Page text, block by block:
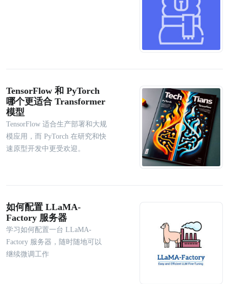
TensorFlow 和 PyTorch
哪个更适合 Transformer
模型
TensorFlow 适合生产部署和大规
模应用，而 PyTorch 在研究和快
速原型开发中更受欢迎。
如何配置 LLaMA-
Factory 服务器
学习如何配置一台 LLaMA-
Factory 服务器，随时随地可以
继续微调工作